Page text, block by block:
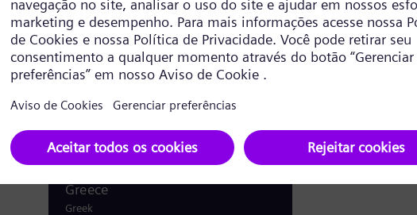
parágrafo 18, Seção 2 do Tratado de Mídia Estatal Alemão
Finland
Finnish/Swedish
France
French
Germany
German
Global
Greece
Greek